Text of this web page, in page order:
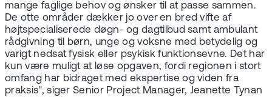
mange faglige behov og ønsker til at passe sammen.
De otte områder dækker jo over en bred vifte af
højtspecialiserede døgn- og dagtilbud samt ambulant
rådgivning til børn, unge og voksne med betydelig og
varigt nedsat fysisk eller psykisk funktionsevne. Det har
kun være muligt at løse opgaven, fordi regionen i stort
omfang har bidraget med ekspertise og viden fra
praksis", siger Senior Project Manager, Jeanette Tynan